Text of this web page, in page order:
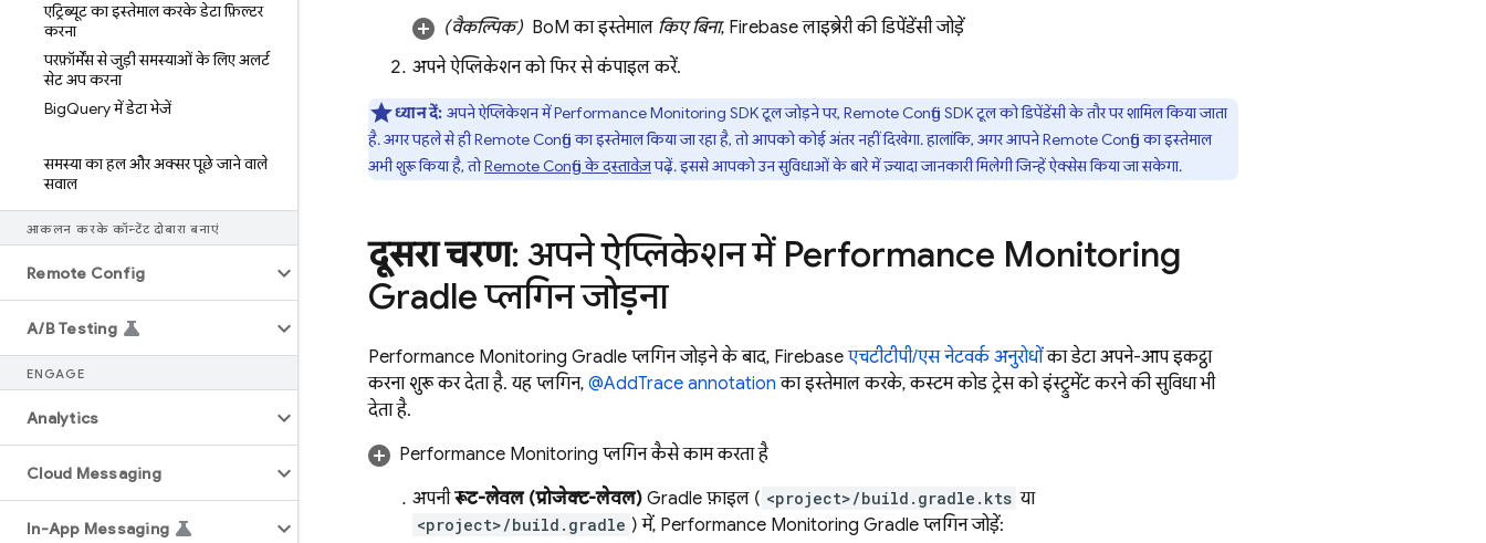
एट्रिब्यूट का इस्तेमाल करके डेटा फ़िल्टर
करना
परफ़ॉर्मेंस से जुड़ी समस्याओं के लिए अलर्ट
सेट अप करना
BigQuery में डेटा भेजें
समस्या का हल और अक्सर पूछे जाने वाले
सवाल
आकलन करके कॉन्टेंट दोबारा बनाएं
Remote Config
A/B Testing
ENGAGE
Analytics
Cloud Messaging
In-App Messaging
(वैकल्पिक) BoM का इस्तेमाल किए बिना, Firebase लाइब्रेरी की डिपेंडेंसी जोड़ें
अपने ऐप्लिकेशन को फिर से कंपाइल करें.
ध्यान दें: अपने ऐप्लिकेशन मेंPerformance Monitoring SDK टूल जोड़ने पर, Remote Config SDK टूल को डिपेंडेंसी के तौर पर शामिल किया जाता
है. अगर पहले से हीRemote Configका इस्तेमाल किया जा रहा है, तो आपको कोई अंतर नहीं दिखेगा. हालांकि, अगर आपनेRemote Configका इस्तेमाल
अभी शुरू किया है, तोRemote Configके दस्तावेज़पढ़ें. इससे आपको उन सुविधाओं के बारे में ज़्यादा जानकारी मिलेगी जिन्हें ऐक्सेस किया जा सकेगा.
दूसरा चरण: अपने ऐप्लिकेशन में Performance Monitoring
Gradle प्लगिन जोड़ना
Performance Monitoring Gradle प्लगिन जोड़ने के बाद, Firebase एचटीटीपी/एस नेटवर्क अनुरोधोंका डेटा अपने-आप इकट्ठा
करना शुरू कर देता है. यह प्लगिन, @AddTrace annotation का इस्तेमाल करके, कस्टम कोड ट्रेस को इंस्ट्रुमेंट करने की सुविधा भी
देता है.
Performance Monitoring प्लगिन कैसे काम करता है
अपनीरूट-लेवल (प्रोजेक्ट-लेवल) Gradle फ़ाइल ( <project>/build.gradle.kts या
<project>/build.gradle ) में, Performance Monitoring Gradle प्लगिन जोड़ें: